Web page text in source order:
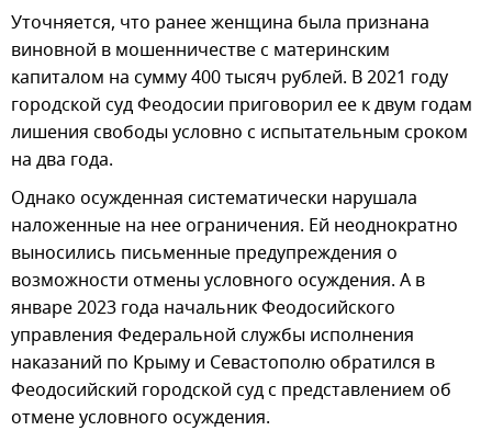
Уточняется, что ранее женщина была признана
виновной в мошенничестве с материнским
капиталом на сумму 400 тысяч рублей. В 2021 году
городской суд Феодосии приговорил ее к двум годам
лишения свободы условно с испытательным сроком
на два года.
Однако осужденная систематически нарушала
наложенные на нее ограничения. Ей неоднократно
выносились письменные предупреждения о
возможности отмены условного осуждения. А в
январе 2023 года начальник Феодосийского
управления Федеральной службы исполнения
наказаний по Крыму и Севастополю обратился в
Феодосийский городской суд с представлением об
отмене условного осуждения.